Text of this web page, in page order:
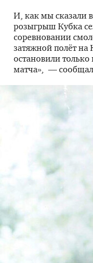
И, как мы сказали
розыгрыш Кубка
соревновании
затяжной полёт
остановили
матча», —